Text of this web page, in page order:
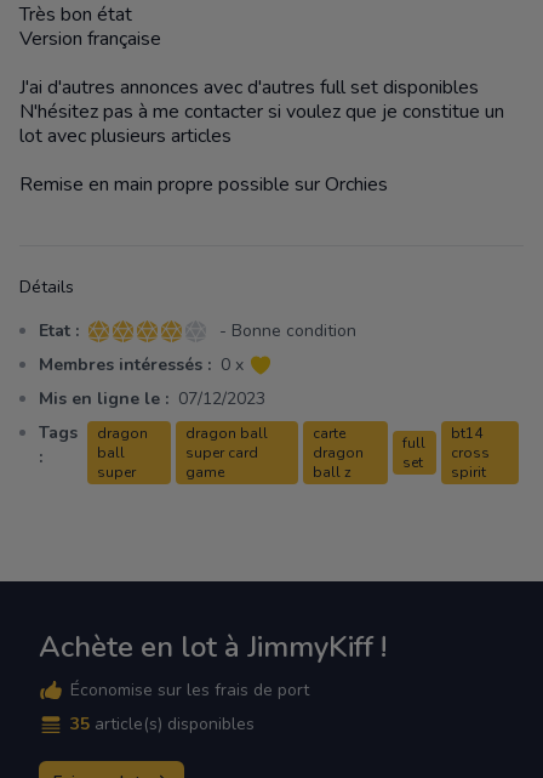
Très bon état
Version française
J'ai d'autres annonces avec d'autres full set disponibles
N'hésitez pas à me contacter si voulez que je constitue un
lot avec plusieurs articles
Remise en main propre possible sur Orchies
Détails
Etat : 4 sur 5 étoiles
- Bonne condition
Membres intéressés : 0 x
Mis en ligne le : 07/12/2023
Tags
:
dragon
ball
super
dragon ball
super card
game
carte
dragon
ball z
full
set
bt14
cross
spirit
Achète en lot à JimmyKiff !
Économise sur les frais de port
35 article(s) disponibles